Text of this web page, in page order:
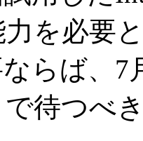
を必要
らば、7
待つべ